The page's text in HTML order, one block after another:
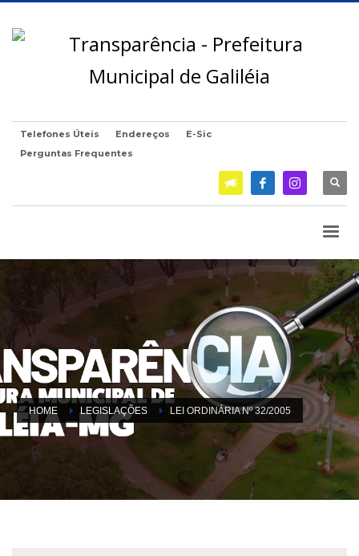
Telefones Úteis Endereços
E-Sic
Perguntas Frequentes
HOME LEGISLAÇÕES LEI ORDINÁRIA Nº 32/2005